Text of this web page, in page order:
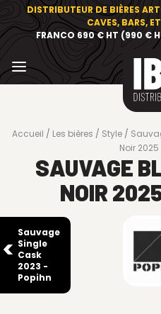
DISTRIBUTEUR DE BIÈRES
CAVES, BARS,
FRANCO 690 € HT (990 €
Accueil Les bières Style
Noir
SAUVAGE
NOIR
Sauvage
Single
Cask
2023 -
Popihn